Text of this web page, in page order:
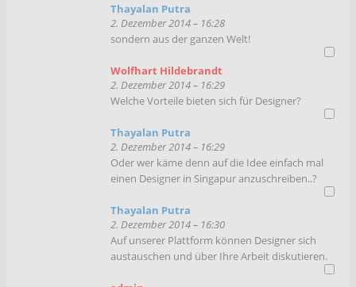
Thayalan Putra
2. Dezember 2014 – 16:28
sondern aus der ganzen Welt!
Wolfhart Hildebrandt
2. Dezember 2014 – 16:29
Welche Vorteile bieten sich für Designer?
Thayalan Putra
2. Dezember 2014 – 16:29
Oder wer käme denn auf die Idee einfach mal
einen Designer in Singapur anzuschreiben..?
Thayalan Putra
2. Dezember 2014 – 16:30
Auf unserer Plattform können Designer sich
austauschen und über Ihre Arbeit diskutieren.